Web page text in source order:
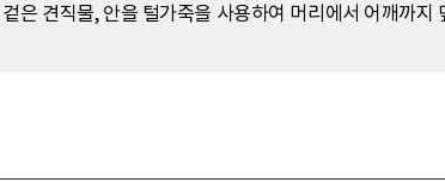
은 견직물, 안을 털가죽을 사용하여 머리에서 어깨까지